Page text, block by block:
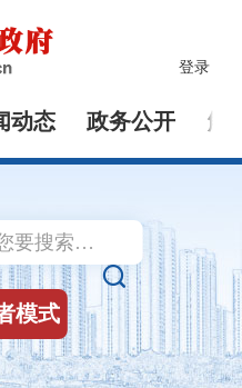
登录
动态 政务公开 解

模式